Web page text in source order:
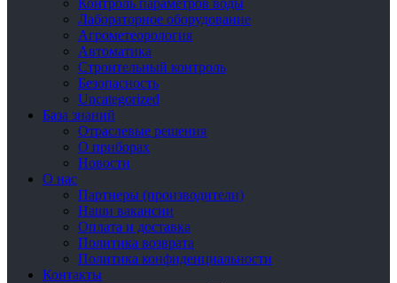
Контроль параметров воды
Лабораторное оборудование
Агрометеорология
Автоматика
Строительный контроль
Безопасность
Uncategorized
База знаний
Отраслевые решения
О приборах
Новости
О нас
Партнеры (производители)
Наши вакансии
Оплата и доставка
Политика возврата
Политика конфиденциальности
Контакты